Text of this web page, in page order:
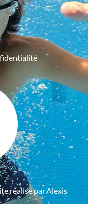
réalisé parAlexis